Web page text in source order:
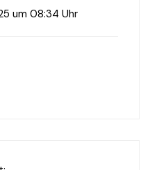
um 08:34 Uhr